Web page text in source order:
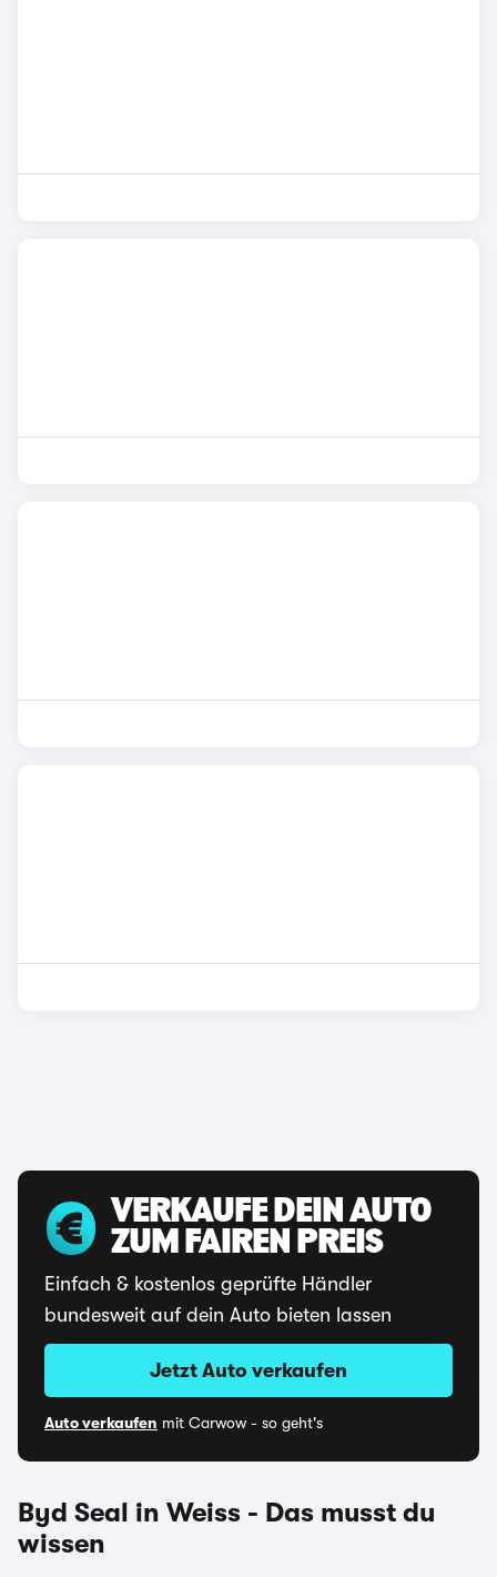
VERKAUFE DEIN AUTO
ZUM FAIREN PREIS
Einfach & kostenlos geprüfte Händler
bundesweit auf dein Auto bieten lassen
Jetzt Auto verkaufen
Auto verkaufen mit Carwow - so geht's
Byd Seal in Weiss - Das musst du
wissen